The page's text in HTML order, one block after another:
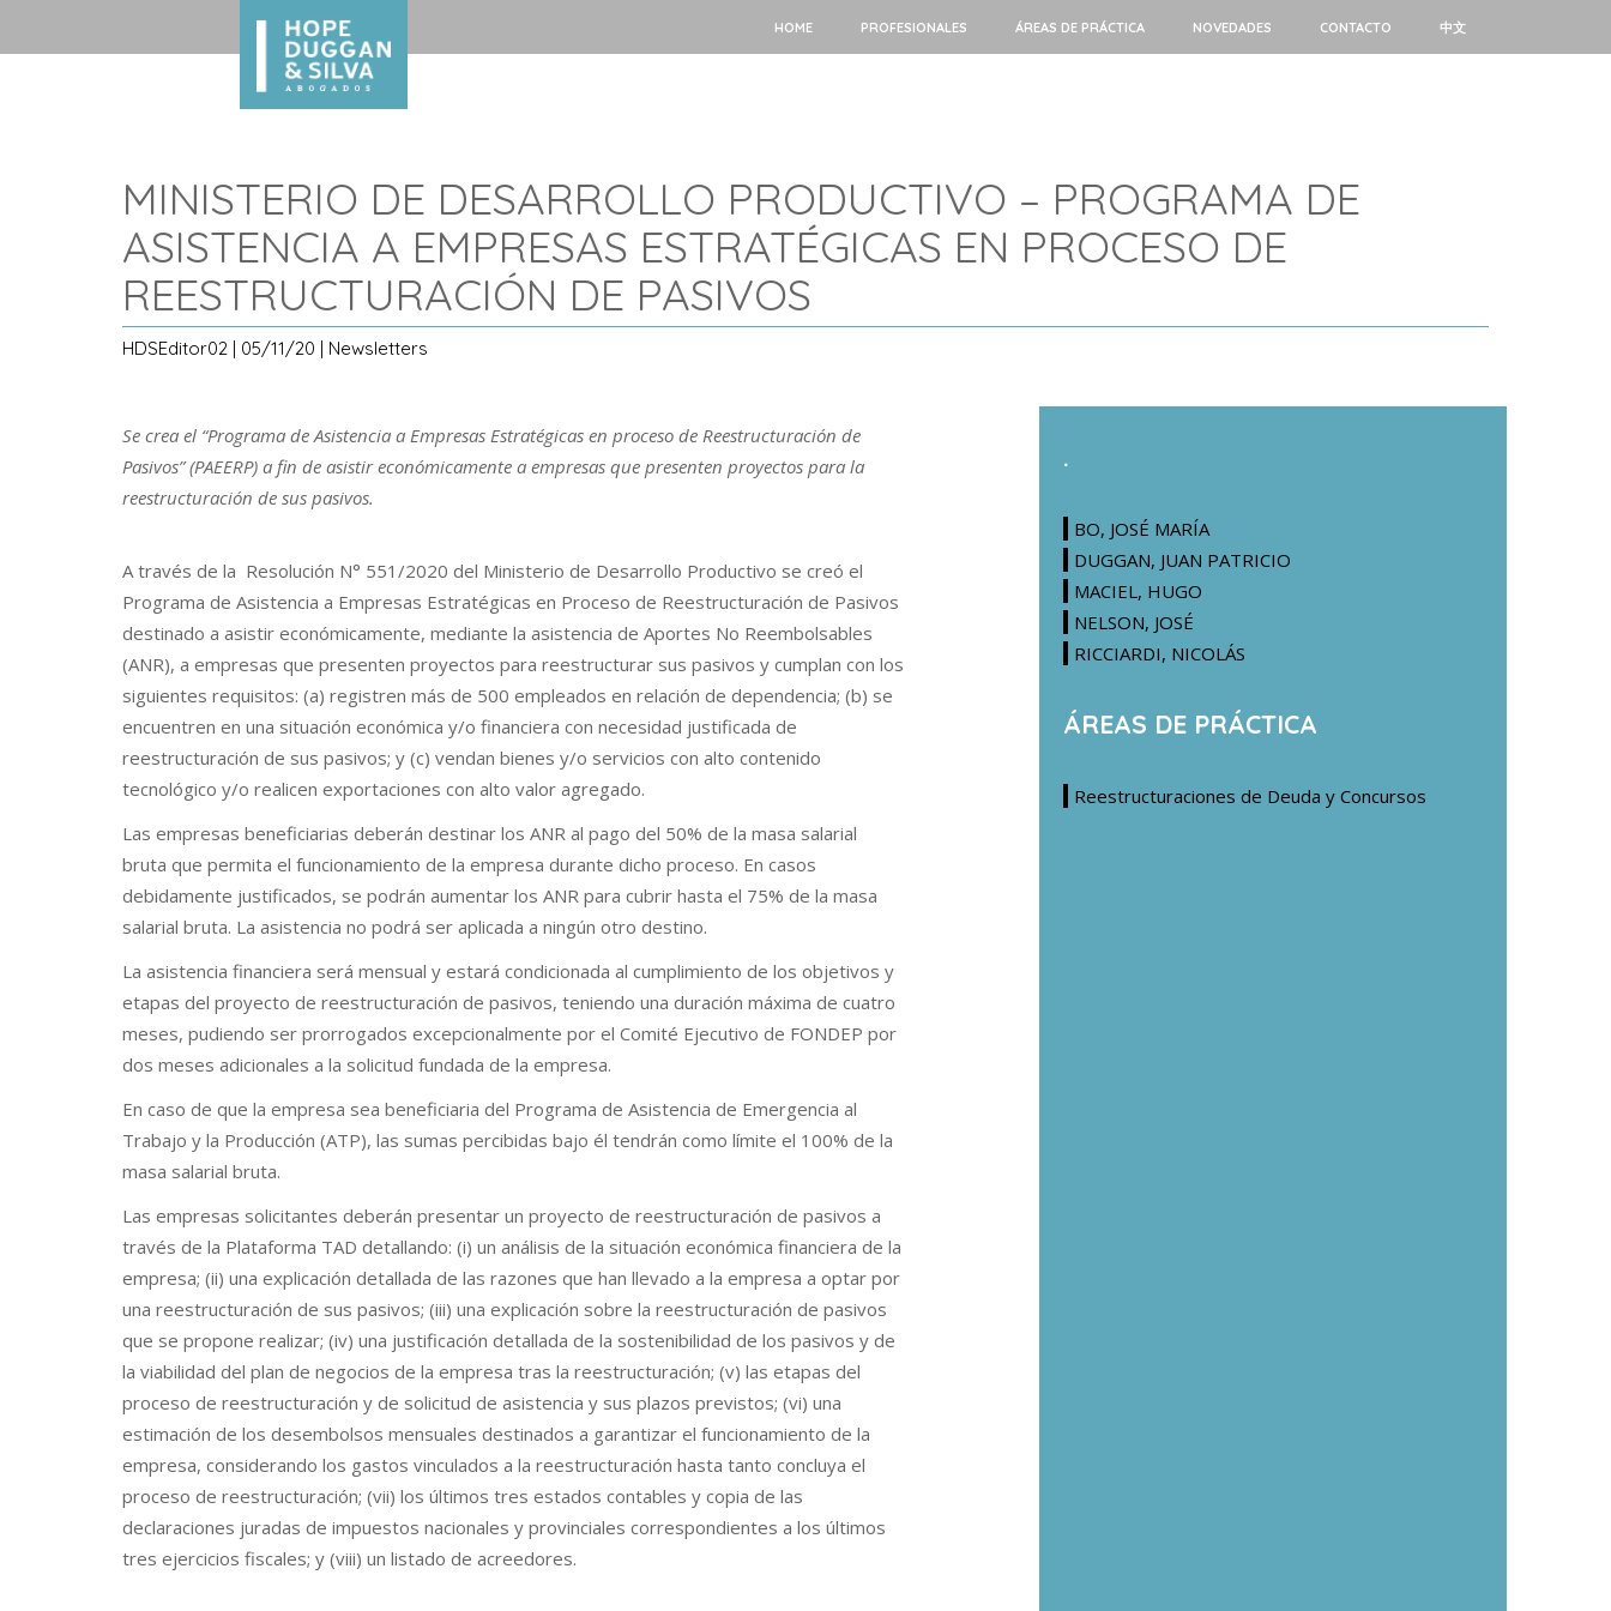
HOME PROFESIONALES ÁREAS DE PRÁCTICA NOVEDADES CONTACTO 中文
MINISTERIO DE DESARROLLO PRODUCTIVO – PROGRAMA DE
ASISTENCIA A EMPRESAS ESTRATÉGICAS EN PROCESO DE
REESTRUCTURACIÓN DE PASIVOS
HDSEditor02 | 05/11/20 | Newsletters
Se crea el “Programa de Asistencia a Empresas Estratégicas en proceso de Reestructuración de
Pasivos” (PAEERP) a fin de asistir económicamente a empresas que presenten proyectos para la
reestructuración de sus pasivos.
A través de la Resolución N° 551/2020 del Ministerio de Desarrollo Productivo se creó el
Programa de Asistencia a Empresas Estratégicas en Proceso de Reestructuración de Pasivos
destinado a asistir económicamente, mediante la asistencia de Aportes No Reembolsables
(ANR), a empresas que presenten proyectos para reestructurar sus pasivos y cumplan con los
siguientes requisitos: (a) registren más de 500 empleados en relación de dependencia; (b) se
encuentren en una situación económica y/o financiera con necesidad justificada de
reestructuración de sus pasivos; y (c) vendan bienes y/o servicios con alto contenido
tecnológico y/o realicen exportaciones con alto valor agregado.
Las empresas beneficiarias deberán destinar los ANR al pago del 50% de la masa salarial
bruta que permita el funcionamiento de la empresa durante dicho proceso. En casos
debidamente justificados, se podrán aumentar los ANR para cubrir hasta el 75% de la masa
salarial bruta. La asistencia no podrá ser aplicada a ningún otro destino.
La asistencia financiera será mensual y estará condicionada al cumplimiento de los objetivos y
etapas del proyecto de reestructuración de pasivos, teniendo una duración máxima de cuatro
meses, pudiendo ser prorrogados excepcionalmente por el Comité Ejecutivo de FONDEP por
dos meses adicionales a la solicitud fundada de la empresa.
En caso de que la empresa sea beneficiaria del Programa de Asistencia de Emergencia al
Trabajo y la Producción (ATP), las sumas percibidas bajo él tendrán como límite el 100% de la
masa salarial bruta.
Las empresas solicitantes deberán presentar un proyecto de reestructuración de pasivos a
través de la Plataforma TAD detallando: (i) un análisis de la situación económica financiera de la
empresa; (ii) una explicación detallada de las razones que han llevado a la empresa a optar por
una reestructuración de sus pasivos; (iii) una explicación sobre la reestructuración de pasivos
que se propone realizar; (iv) una justificación detallada de la sostenibilidad de los pasivos y de
la viabilidad del plan de negocios de la empresa tras la reestructuración; (v) las etapas del
proceso de reestructuración y de solicitud de asistencia y sus plazos previstos; (vi) una
estimación de los desembolsos mensuales destinados a garantizar el funcionamiento de la
empresa, considerando los gastos vinculados a la reestructuración hasta tanto concluya el
proceso de reestructuración; (vii) los últimos tres estados contables y copia de las
declaraciones juradas de impuestos nacionales y provinciales correspondientes a los últimos
tres ejercicios fiscales; y (viii) un listado de acreedores.
.
BO, JOSÉ MARÍA
DUGGAN, JUAN PATRICIO
MACIEL, HUGO
NELSON, JOSÉ
RICCIARDI, NICOLÁS
ÁREAS DE PRÁCTICA
Reestructuraciones de Deuda y Concursos